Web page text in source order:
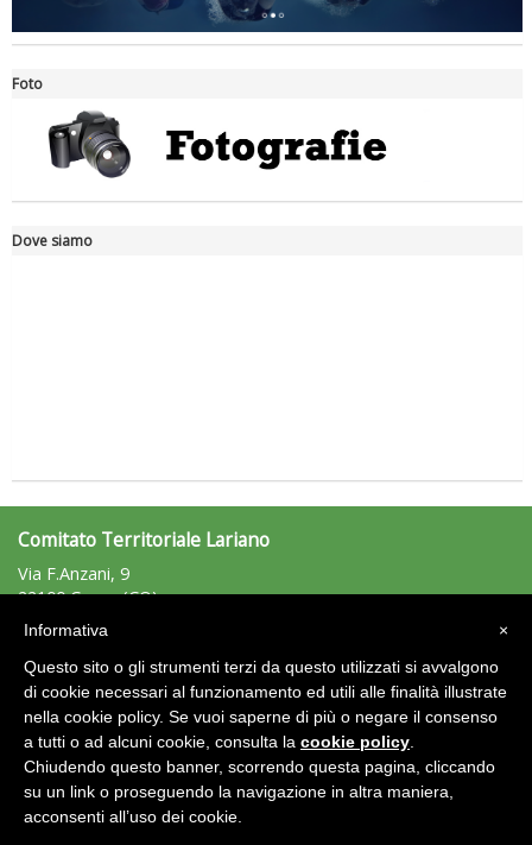
Luglio 2026: "Pensando con i piedi, si possono fare le
Ddl Lobby, Uisp: “Il Parlamento valorizzi le nostre specificità"
Foto
Dove siamo
Comitato Territoriale Lariano
Via F.Anzani, 9
22100 Como (CO)
Tel: 031/241507 - Fax: 031/241507
C.F.: 95019330133
Area Riservata 2.0
×
Informativa
Questo sito o gli strumenti terzi da questo utilizzati si avvalgono
di cookie necessari al funzionamento ed utili alle finalità illustrate
nella cookie policy. Se vuoi saperne di più o negare il consenso
a tutti o ad alcuni cookie, consulta la cookie policy
Chiudendo questo banner, scorrendo questa pagina, cliccando
su un link o proseguendo la navigazione in altra maniera,
acconsenti all’uso dei cookie.